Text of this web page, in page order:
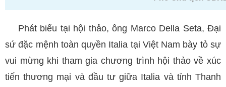
Phát biểu tại hội thảo, ông Marco Della Seta, Đại
sứ đặc mệnh toàn quyền Italia tại Việt Nam bày tỏ sự
vui mừng khi tham gia chương trình hội thảo về xúc
tiến thương mại và đầu tư giữa Italia và tỉnh Thanh